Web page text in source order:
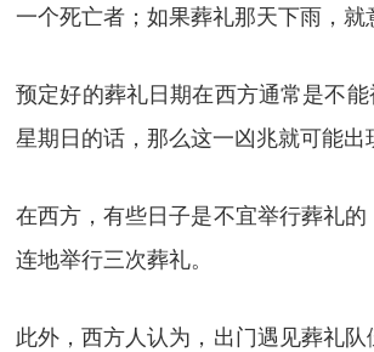
一个死亡者；如果葬礼那天下雨，
预定好的葬礼日期在西方通常是不
星期日的话，那么这一凶兆就可能出
在西方，有些日子是不宜举行葬礼
连地举行三次葬礼。
此外，西方人认为，出门遇见葬礼